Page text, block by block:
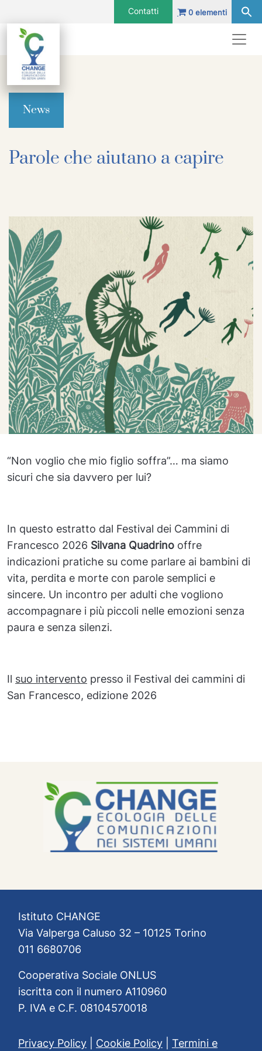
Navigazione principale
Contatti 0 elementi
Navigazione principale
News
Parole che aiutano a capire
“Non voglio che mio figlio soffra”… ma siamo
sicuri che sia davvero per lui?
In questo estratto dal Festival dei Cammini di
Francesco 2026 Silvana Quadrino offre
indicazioni pratiche su come parlare ai bambini di
vita, perdita e morte con parole semplici e
sincere. Un incontro per adulti che vogliono
accompagnare i più piccoli nelle emozioni senza
paura e senza silenzi.
Il suo intervento presso il Festival dei cammini di
San Francesco, edizione 2026
Istituto CHANGE
Via Valperga Caluso 32 – 10125 Torino
011 6680706
Cooperativa Sociale ONLUS
iscritta con il numero A110960
P. IVA e C.F. 08104570018
Privacy Policy Cookie Policy Termini e